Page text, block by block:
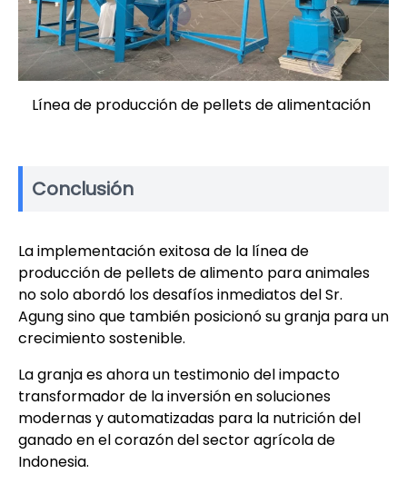
Línea de producción de pellets de alimentación
Conclusión
La implementación exitosa de la línea de
producción de pellets de alimento para animales
no solo abordó los desafíos inmediatos del Sr.
Agung sino que también posicionó su granja para un
crecimiento sostenible.
La granja es ahora un testimonio del impacto
transformador de la inversión en soluciones
modernas y automatizadas para la nutrición del
ganado en el corazón del sector agrícola de
Indonesia.